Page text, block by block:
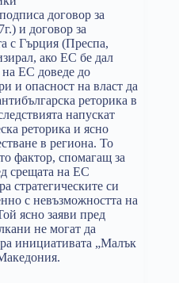
договор за
и договор за
с Гърция (Преспа,
ако ЕС бе дал
на ЕС доведе до
и опасност на власт да
реторика в
напускат
реторика и ясно
в региона. То
фактор, спомагащ за
срещата на ЕС
стратегическите си
с невъзможността на
ясно заяви пред
не могат да
инициативата „Малък